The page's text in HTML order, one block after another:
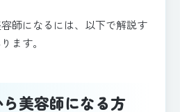
師になるには、以下で解説す
ます。
美容師になる方